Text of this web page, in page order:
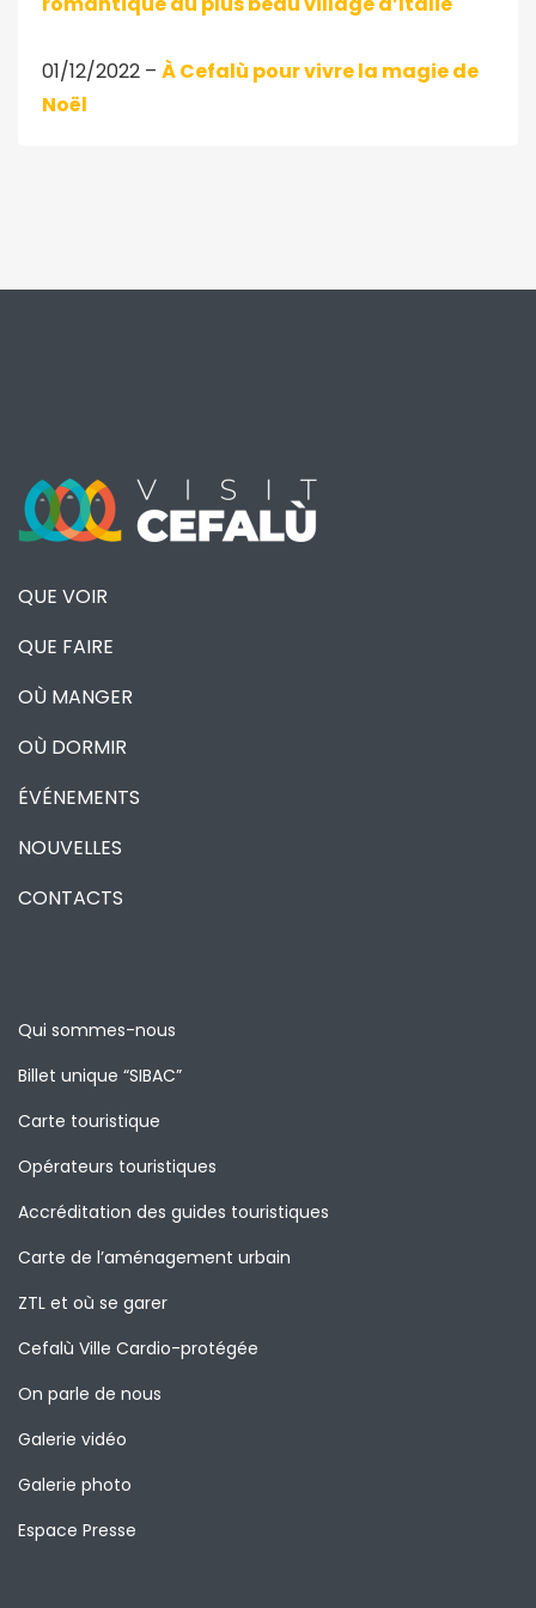
01/12/2022 – À Cefalù pour vivre la magie de
Noël
QUE VOIR
QUE FAIRE
OÙ MANGER
OÙ DORMIR
ÉVÉNEMENTS
NOUVELLES
CONTACTS
Qui sommes-nous
Billet unique “SIBAC”
Carte touristique
Opérateurs touristiques
Accréditation des guides touristiques
Carte de l’aménagement urbain
ZTL et où se garer
Cefalù Ville Cardio-protégée
On parle de nous
Galerie vidéo
Galerie photo
Espace Presse